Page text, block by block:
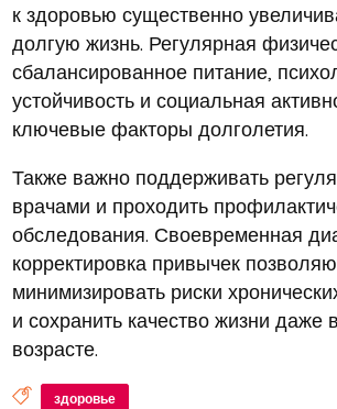
к здоровью существенно
долгую жизнь. Регулярная
сбалансированное питание,
устойчивость и социальная
ключевые факторы долголетия.
Также важно поддерживать
врачами и проходить
обследования. Своевременная
корректировка привычек
минимизировать риски
и сохранить качество жизни даже
возрасте.
здоровье